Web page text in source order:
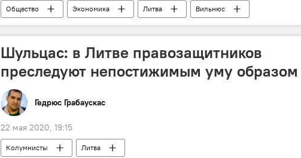
Общество Экономика Литва Вильнюс
Шульцас: в Литве правозащитников
преследуют непостижимым уму образом
Гедрюс Грабаускас
22 мая 2020, 19:15
Колумнисты Литва